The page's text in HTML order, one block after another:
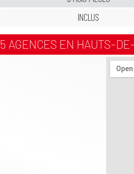
INCLUS
5 AGENCES EN HAUTS-